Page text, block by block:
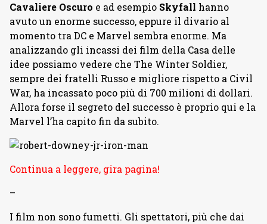
Cavaliere Oscuro e ad esempio Skyfall hanno
avuto un enorme successo, eppure il divario al
momento tra DC e Marvel sembra enorme. Ma
analizzando gli incassi dei film della Casa delle
idee possiamo vedere che The Winter Soldier,
sempre dei fratelli Russo e migliore rispetto a Civil
War, ha incassato poco più di 700 milioni di dollari.
Allora forse il segreto del successo è proprio qui e la
Marvel l’ha capito fin da subito.
Continua a leggere, gira pagina!
–
I film non sono fumetti. Gli spettatori, più che dai